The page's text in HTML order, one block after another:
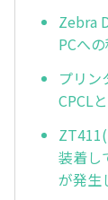
Zebra
PCへ
プリン
CPCL
装着し
が発生